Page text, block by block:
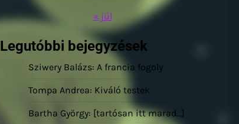
« júl
Legutóbbi bejegyzések
Sziwery Balázs: A francia fogoly
Tompa Andrea: Kiváló testek
Bartha György: [tartósan itt marad…]